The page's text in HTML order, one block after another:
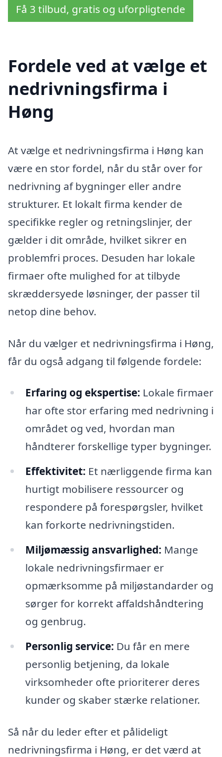
Få 3 tilbud, gratis og uforpligtende
Fordele ved at vælge et
nedrivningsfirma i
Høng
At vælge et nedrivningsfirma i Høng kan
være en stor fordel, når du står over for
nedrivning af bygninger eller andre
strukturer. Et lokalt firma kender de
specifikke regler og retningslinjer, der
gælder i dit område, hvilket sikrer en
problemfri proces. Desuden har lokale
firmaer ofte mulighed for at tilbyde
skræddersyede løsninger, der passer til
netop dine behov.
Når du vælger et nedrivningsfirma i Høng,
får du også adgang til følgende fordele:
Erfaring og ekspertise: Lokale firmaer
har ofte stor erfaring med nedrivning i
området og ved, hvordan man
håndterer forskellige typer bygninger.
Effektivitet: Et nærliggende firma kan
hurtigt mobilisere ressourcer og
respondere på forespørgsler, hvilket
kan forkorte nedrivningstiden.
Miljømæssig ansvarlighed: Mange
lokale nedrivningsfirmaer er
opmærksomme på miljøstandarder og
sørger for korrekt affaldshåndtering
og genbrug.
Personlig service: Du får en mere
personlig betjening, da lokale
virksomheder ofte prioriterer deres
kunder og skaber stærke relationer.
Så når du leder efter et pålideligt
nedrivningsfirma i Høng, er det værd at